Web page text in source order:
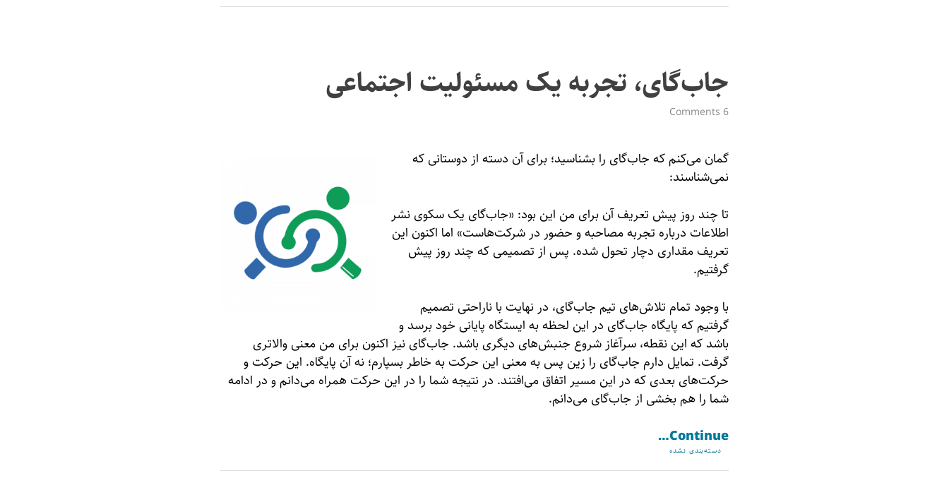
جاب‌گای، تجربه یک مسئولیت اجتماعی
6 Comments
گمان می‌کنم که جاب‌گای را بشناسید؛ برای آن دسته از دوستانی که
نمی‌شناسند:
تا چند روز پیش تعریف آن برای من این بود‌: «جاب‌گای یک سکوی نشر
اطلاعات درباره تجربه مصاحبه و حضور در شرکت‌هاست» اما اکنون این
تعریف مقداری دچار تحول شده. پس از تصمیمی که چند روز پیش
گرفتیم.
با وجود تمام تلاش‌های تیم جاب‌گای، در نهایت با ناراحتی تصمیم
گرفتیم که پایگاه جاب‌گای در این لحظه به ایستگاه پایانی خود برسد و
باشد که این نقطه، سرآغاز شروع جنبش‌های دیگری باشد. جاب‌گای نیز اکنون برای من معنی والاتری
گرفت. تمایل دارم جاب‌گای را زین پس به معنی این حرکت به خاطر بسپارم؛ نه آن پایگاه. این حرکت و
حرکت‌های بعدی که در این مسیر اتفاق می‌افتند. در نتیجه شما را در این حرکت همراه می‌دانم و در ادامه
شما را هم بخشی از جاب‌گای می‌دانم.
Continue…
دسته‌بندی نشده